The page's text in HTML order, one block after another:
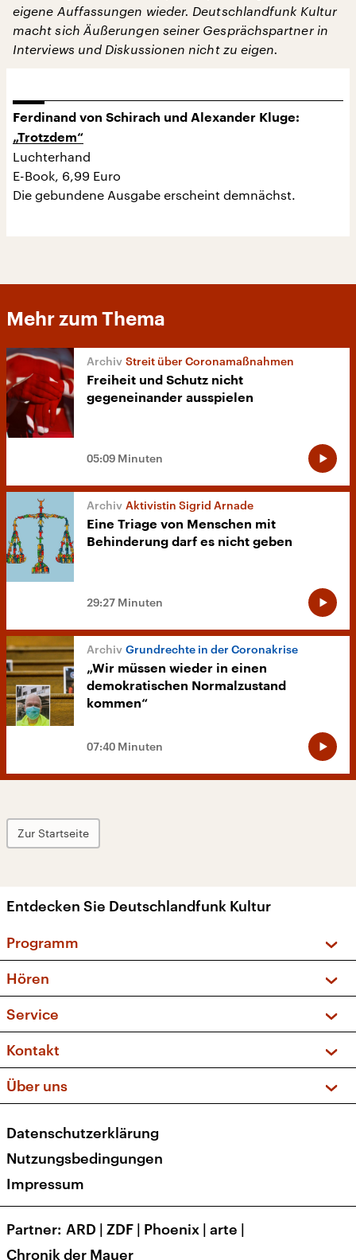
eigene Auffassungen wieder. Deutschlandfunk Kultur
macht sich Äußerungen seiner Gesprächspartner in
Interviews und Diskussionen nicht zu eigen.
Ferdinand von Schirach und Alexander Kluge:
„Trotzdem“
Luchterhand
E-Book, 6,99 Euro
Die gebundene Ausgabe erscheint demnächst.
Mehr zum Thema
Streit über Coronamaßnahmen
Freiheit und Schutz nicht
gegeneinander ausspielen
05:09 Minuten
Aktivistin Sigrid Arnade
Eine Triage von Menschen mit
Behinderung darf es nicht geben
29:27 Minuten
Grundrechte in der Coronakrise
„Wir müssen wieder in einen
demokratischen Normalzustand
kommen“
07:40 Minuten
Zur Startseite
Entdecken Sie Deutschlandfunk Kultur
Programm
Sendungen und Podcasts
Musikliste
Kakadu – Das Kinderprogramm
Hören
Frequenzen (UKW + DAB+)
Service
FAQ
Apps
Newsletter
Veranstaltungen
Kontakt
Social Media
Über uns
Presse
Karriere
Transparenz
Datenschutzerklärung
Nutzungsbedingungen
Impressum
Partner ARD | ZDF | Phoenix | arte |
Chronik der Mauer